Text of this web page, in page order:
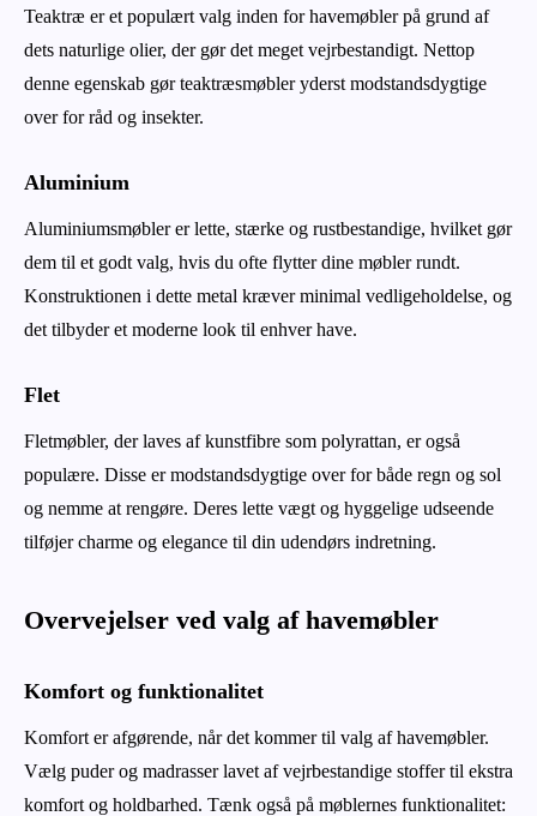
Teaktræ er et populært valg inden for havemøbler på grund af
dets naturlige olier, der gør det meget vejrbestandigt. Nettop
denne egenskab gør teaktræsmøbler yderst modstandsdygtige
over for råd og insekter.
Aluminium
Aluminiumsmøbler er lette, stærke og rustbestandige, hvilket gør
dem til et godt valg, hvis du ofte flytter dine møbler rundt.
Konstruktionen i dette metal kræver minimal vedligeholdelse, og
det tilbyder et moderne look til enhver have.
Flet
Fletmøbler, der laves af kunstfibre som polyrattan, er også
populære. Disse er modstandsdygtige over for både regn og sol
og nemme at rengøre. Deres lette vægt og hyggelige udseende
tilføjer charme og elegance til din udendørs indretning.
Overvejelser ved valg af havemøbler
Komfort og funktionalitet
Komfort er afgørende, når det kommer til valg af havemøbler.
Vælg puder og madrasser lavet af vejrbestandige stoffer til ekstra
komfort og holdbarhed. Tænk også på møblernes funktionalitet: